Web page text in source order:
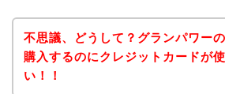
不思議、どうして？グランパワー
購入するのにクレジットカードが
い！！